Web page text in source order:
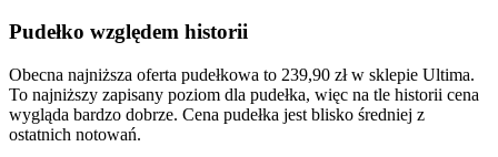
Pudełko względem historii
Obecna najniższa oferta pudełkowa to 239,90 zł w sklepie Ultima.
To najniższy zapisany poziom dla pudełka, więc na tle historii cena
wygląda bardzo dobrze. Cena pudełka jest blisko średniej z
ostatnich notowań.